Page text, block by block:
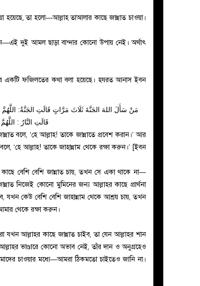
হয়েছে, তা হলো—আল্লাহ তাআলার কাছে জান্নাত চাওয়া।
একটি ফজিলতের কথা বলা হয়েছে। হযরত আনাস ইবন
مَنْ سَأَلَ اللهَ الجَنَّةَ ثَلَاثَ مَرَّاتٍ قَالَتِ الجَنَّةُ:
قَالَتِ النَّارُ :
বলে, ‘হে আল্লাহ! তাকে জান্নাতে প্রবেশ করান।’ আর
‘হে আল্লাহ! তাকে জাহান্নাম থেকে রক্ষা করুন।’ [ইবন
বেশি বেশি জান্নাত চায়, তখন সে একা থাকে না—
নিজেই কোনো মুমিনের জন্য আল্লাহর কাছে প্রার্থনা
কেউ বেশি বেশি জাহান্নাম থেকে আশ্রয় চায়, তখন
থেকে রক্ষা করুন।
আল্লাহর কাছে জান্নাত চাইব, তা যেন আল্লাহর শান
ভাণ্ডারে কোনো অভাব নেই, তাঁর দান ও অনুগ্রহেও
চাওয়ার মধ্যে—আমরা ঠিকমতো চাইতেও জানি না।